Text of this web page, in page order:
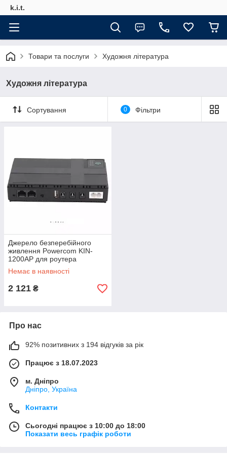
k.i.t.
Товари та послуги Художня література
Художня література
Сортування 0 Фільтри
Джерело безперебійного
живлення Powercom KIN-
1200AP для роутера
(234572683_1213)
Немає в наявності
2 121 ₴
Про нас
92% позитивних з 194 відгуків за рік
Працює з 18.07.2023
м. Дніпро
Дніпро, Україна
Контакти
Сьогодні працює з 10:00 до 18:00
Показати весь графік роботи